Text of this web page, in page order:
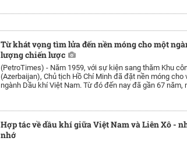
Từ khát vọng tìm lửa đến nền móng cho một
lượng chiến lược
(PetroTimes) - Năm 1959, với sự kiện sang thăm Khu
(Azerbaijan), Chủ tịch Hồ Chí Minh đã đặt nền móng cho
ngành Dầu khí Việt Nam. Từ đó đến nay đã gần 67 năm,
Hợp tác về dầu khí giữa Việt Nam và Liên Xô -
nhớ